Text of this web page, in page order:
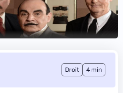
Droit 4 min